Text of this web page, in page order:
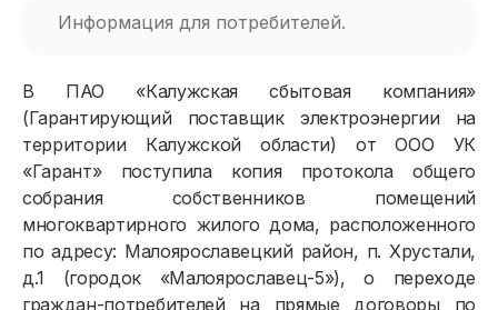
Информация для потребителей.
В ПАО «Калужская сбытовая компания»
(Гарантирующий поставщик электроэнергии на
территории Калужской области) от ООО УК
«Гарант» поступила копия протокола общего
собрания собственников помещений
многоквартирного жилого дома, расположенного
по адресу: Малоярославецкий район, п. Хрустали,
д.1 (городок «Малоярославец-5»), о переходе
граждан-потребителей на прямые договоры по